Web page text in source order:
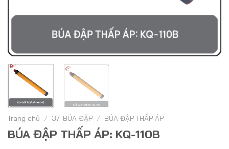
Trang chủ / 37. BÚA ĐẬP / BÚA ĐẬP THẤP ÁP
BÚA ĐẬP THẤP ÁP: KQ-110B